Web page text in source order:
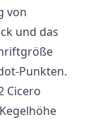
von
und das
Punkten.
Cicero